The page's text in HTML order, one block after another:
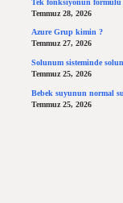
Tek fonksiyonun formülü
Temmuz 28, 2026
Azure Grup kimin ?
Temmuz 27, 2026
Solunum sisteminde
Temmuz 25, 2026
Bebek suyunun normal
Temmuz 25, 2026